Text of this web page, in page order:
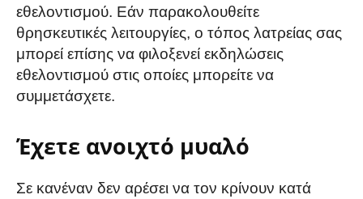
εθελοντισμού. Εάν παρακολουθείτε
θρησκευτικές λειτουργίες, ο τόπος λατρείας σας
μπορεί επίσης να φιλοξενεί εκδηλώσεις
εθελοντισμού στις οποίες μπορείτε να
συμμετάσχετε.
Έχετε ανοιχτό μυαλό
Σε κανέναν δεν αρέσει να τον κρίνουν κατά